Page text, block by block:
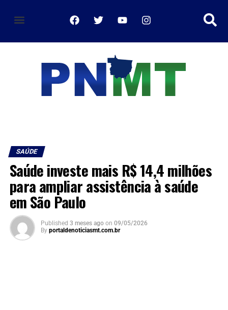
SAÚDE
Saúde investe mais R$ 14,4 milhões
para ampliar assistência à saúde
em São Paulo
Published 3 meses ago on 09/05/2026
By portaldenoticiasmt.com.br